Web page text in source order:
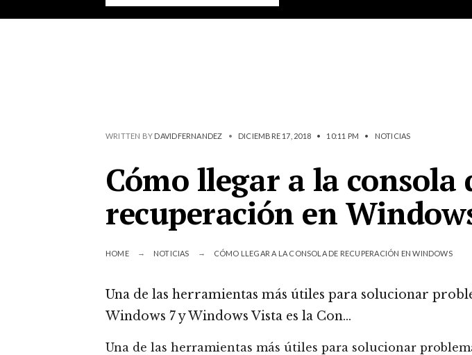
WRITTEN BY DAVIDFERNANDEZ • DICIEMBRE 17, 2018 • 10:11 PM • NOTICIAS
Cómo llegar a la consola
recuperación en
HOME NOTICIAS CÓMO LLEGAR A LA CONSOLA DE RECUPERACIÓN EN WINDOWS
Una de las herramientas más útiles para solucionar
Windows 7 y Windows Vista es la Con…
Una de las herramientas más útiles para solucionar